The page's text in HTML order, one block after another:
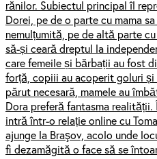
rănilor. Subiectul principal îl
Dorei, pe de o parte cu mama
nemulțumită, pe de altă parte
să-și ceară dreptul la
care femeile și bărbații au fost
forță, copiii au acoperit goluri și
părut necesară, mamele au
Dora preferă fantasma realității.
intră într-o relație online cu
ajunge la Braşov, acolo unde
fi dezamăgită o face să se